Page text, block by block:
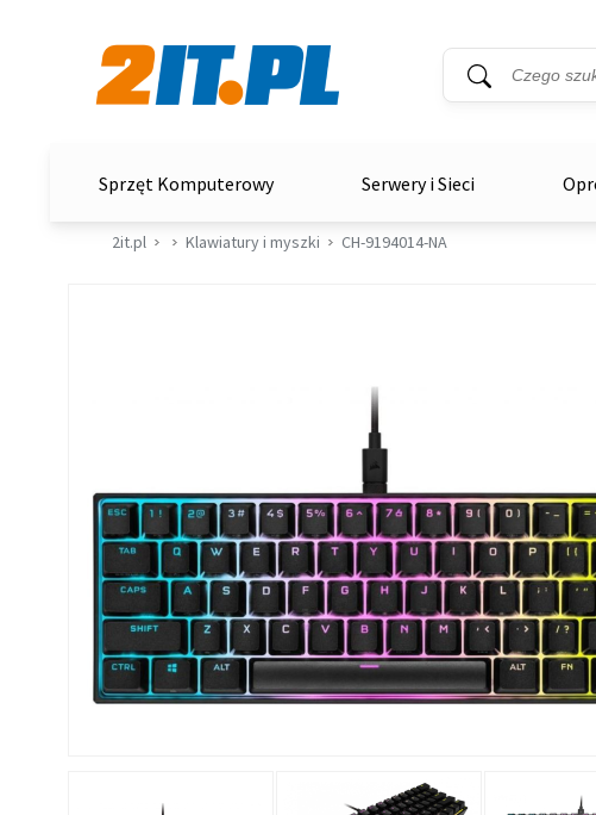
Wyszukiwarka
Słowo kluczowe
Sprzęt Komputerowy Serwery i Sieci
2it.pl Klawiatury i myszki CH-9194014-NA